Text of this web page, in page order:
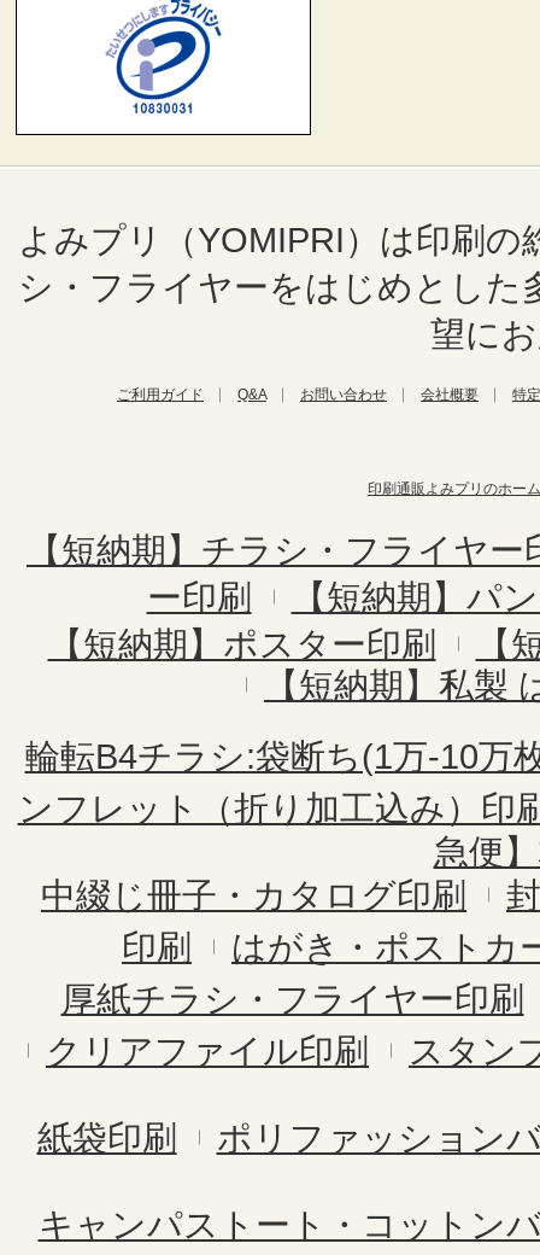
よみプリ（YOMIPRI）は印刷
シ・フライヤーをはじめとし
望に
ご利用ガイド Q&A お問い合わせ 会社概要 特
印刷通販よみプリのホーム
【短納期】チラシ・フライヤー
ー印刷
【短納期】パ
【短納期】ポスター印刷
【
【短納期】私製
輪転B4チラシ:袋断ち(1万-10万
ンフレット（折り加工込み）印
急便
中綴じ冊子・カタログ印刷
印刷
はがき・ポストカ
厚紙チラシ・フライヤー印刷
クリアファイル印刷
スタン
紙袋印刷 ポリファッション
キャンパストート・コットン